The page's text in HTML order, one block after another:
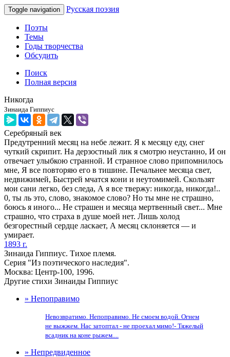
Toggle navigation Русская поэзия
Поэты
Темы
Годы творчества
Обсудить
Поиск
Полная версия
Никогда
Зинаида Гиппиус
Серебряный век
Предутренний месяц на небе лежит. Я к месяцу еду, снег
чуткий скрипит. На дерзостный лик я смотрю неустанно, И он
отвечает улыбкою странной. И странное слово припомнилось
мне, Я все повторяю его в тишине. Печальнее месяца свет,
недвижимей, Быстрей мчатся кони и неутомимей. Скользят
мои сани легко, без следа, А я все твержу: никогда, никогда!..
0, ты ль это, слово, знакомое слово? Но ты мне не страшно,
боюсь я иного... Не страшен и месяца мертвенный свет... Мне
страшно, что страха в душе моей нет. Лишь холод
безгорестный сердце ласкает, А месяц склоняется — и
умирает.
1893 г.
Зинаида Гиппиус. Тихое племя.
Серия "Из поэтического наследия".
Москва: Центр-100, 1996.
Другие стихи Зинаиды Гиппиус
» Непоправимо
Невозвратимо. Непоправимо. Не смоем водой. Огнем
не выжжем. Наc затоптал - не проехал мимо!- Тяжелый
всадник на коне рыжем....
» Непредвиденное